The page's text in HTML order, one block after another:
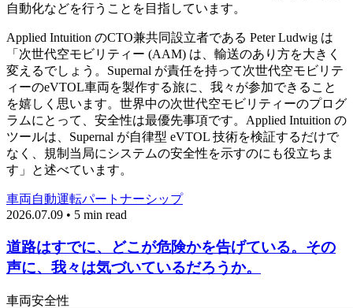
自動化などを行うことを目指しています。
Applied Intuition のCTO兼共同設立者である Peter Ludwig は
「次世代空モビリティー (AAM) は、輸送のあり方を大きく
変えるでしょう。Supernal が責任を持って次世代空モビリテ
ィーのeVTOL車両を製作する旅に、我々が参加できること
を嬉しく思います。世界中の次世代空モビリティーのプログ
ラムにとって、安全性は最優先事項です。Applied Intuition の
ツールは、Supernal が自律型 eVTOL 技術を検証するだけで
なく、規制当局にシステムの安全性を示すのにも役立ちま
す」と述べています。
車両自動運転パートナーシップ
2026.07.09 • 5 min read
道路はすでに、どこが危険かを告げている。その
声に、我々は気づいているだろうか。
車両安全性